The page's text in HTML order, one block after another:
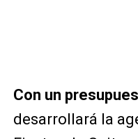
Con un
desarrollará la